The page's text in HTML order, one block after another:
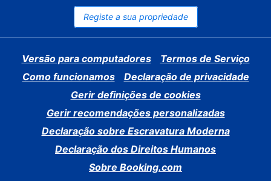
Registe a sua propriedade
Versão para computadores
Termos de Serviço
Como funcionamos
Declaração de privacidade
Gerir definições de cookies
Gerir recomendações personalizadas
Declaração sobre Escravatura Moderna
Declaração dos Direitos Humanos
Sobre Booking.com